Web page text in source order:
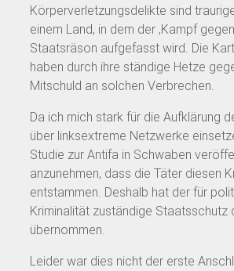
Körperverletzungsdelikte sind
einem Land, in dem der ‚Kampf
Staatsräson aufgefasst wird. Die
haben durch ihre ständige Hetze
Mitschuld an solchen Verbrechen.
Da ich mich stark für die Aufklärung
über linksextreme Netzwerke
Studie zur Antifa in Schwaben
anzunehmen, dass die Täter diesen
entstammen. Deshalb hat der für
Kriminalität zuständige Staatsschutz
übernommen.
Leider war dies nicht der erste